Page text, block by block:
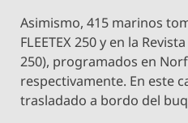
Asimismo, 415 marinos
FLEETEX 250 y en la
250), programados en
respectivamente. En este
trasladado a bordo del